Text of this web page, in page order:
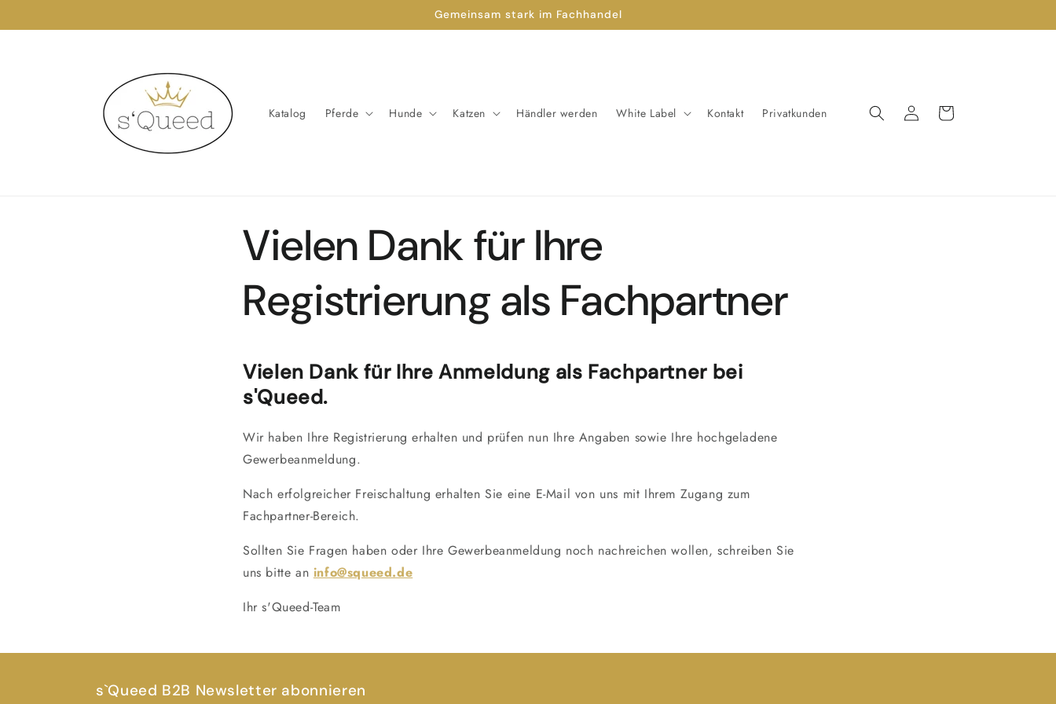
Inhalt
Gemeinsam stark im Fachhandel
Katalog Pferde Hunde Katzen Händler werden White Label Kontakt Privatkunden EinloggenWarenkorb
Vielen Dank für Ihre
Registrierung als Fachpartner
Vielen Dank für Ihre Anmeldung als Fachpartner bei
s'Queed.
Wir haben Ihre Registrierung erhalten und prüfen nun Ihre Angaben sowie Ihre hochgeladene
Gewerbeanmeldung.
Nach erfolgreicher Freischaltung erhalten Sie eine E-Mail von uns mit Ihrem Zugang zum
Fachpartner-Bereich.
Sollten Sie Fragen haben oder Ihre Gewerbeanmeldung noch nachreichen wollen, schreiben Sie
uns bitte an info@squeed.de
Ihr s'Queed-Team
s`Queed B2B Newsletter abonnieren